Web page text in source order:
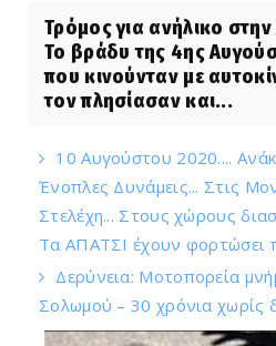
Τρόμος για ανήλικο
Το βράδυ της 4ης
που κινούνταν με
τον πλησίασαν και...
10 Αυγούστου 2020....
Ένοπλες Δυνάμεις... Στις
Στελέχη... Στους χώρους
Τα ΑΠΑΤΣΙ έχουν φορτώσει
Δερύνεια: Μοτοπορεία
Σολωμού – 30 χρόνια χωρίς